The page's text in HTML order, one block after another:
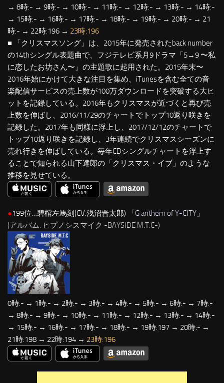
→ 8時:- → 9時:- → 10時:- → 11時:- → 12時:- → 13時:- → 14時:-
→ 15時:- → 16時:- → 17時:- → 18時:- → 19時:- → 20時:- → 21
時:- → 22時:196 → 23時:196
■ 「クリスマスソング」は、2015年に発売されたback number
の14thシングル表題曲で、フジテレビ系月9ドラマ「5→9 〜私
に恋したお坊さん〜」の主題歌に起用された。2015年末〜
2016年始にかけて大きな注目を集め、iTunesを含む全ての音
楽配信サービスの売上数が100万ダウンロードを突破する大ヒ
ットを記録している。2016年もクリスマスが近づくと再び売
上数を伸ばし、2016/11/29のチャートでトップ10返り咲きを
記録した。2017年も同様に浮上し、2017/12/12のチャートで
トップ10返り咲きを記録し、3年連続でクリスマスシーズンに
売れ行きを伸ばしている。毎年CDシングルチャートを浮上す
ることで知られる山下達郎の「クリスマス・イブ」のような
推移を見せている。
●199位…碧棺左馬刻(CV:浅沼晋太郎) 「G anthem of Y-CITY 」
(アルバム: ヒプノシスマイク -BAYSIDE M.T.C-)
0時:- → 1時:- → 2時:- → 3時:- → 4時:- → 5時:- → 6時:- → 7時:-
→ 8時:- → 9時:- → 10時:- → 11時:- → 12時:- → 13時:- → 14時:-
→ 15時:- → 16時:- → 17時:- → 18時:- → 19時:197 → 20時:- →
21時:198 → 22時:194 → 23時:196